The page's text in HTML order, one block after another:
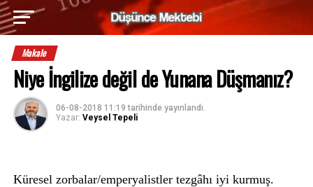
Makale
Niye İngilize değil de Yunana Düşmanız?
06-08-2018 11:19 tarihinde yayınlandı.
Yazar: Veysel Tepeli
Küresel zorbalar/emperyalistler tezgâhı iyi kurmuş.